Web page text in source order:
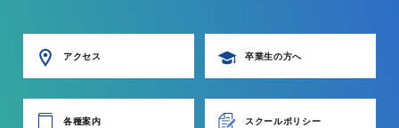
アクセス 卒業生の方へ
各種案内 スクールポリシー